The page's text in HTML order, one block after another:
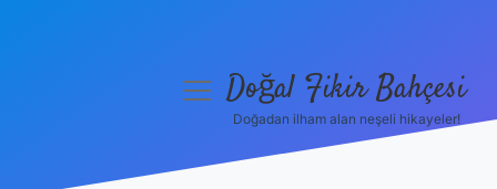
menüyüDoğal Fikir Bahçesi
Doğadan ilham alan neşeli hikayeler!